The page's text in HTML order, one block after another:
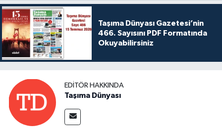
Taşıma Dünyası Gazetesi’nin
466. Sayısını PDF Formatında
Okuyabilirsiniz
EDITÖR HAKKINDA
Taşıma Dünyası